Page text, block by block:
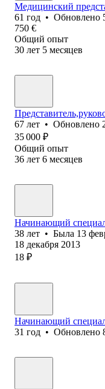
Медицинский
61 год • Обновлено
750 €
Общий опыт
30 лет 5 месяцев
67 лет • Обновлено
35 000 ₽
Общий опыт
36 лет 6 месяцев
Начинающий
38 лет • Была 13
18 декабря 2013
18 ₽
Начинающий
31 год • Обновлено